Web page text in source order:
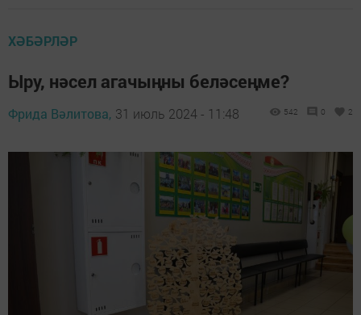
ХӘБӘРЛӘР
Ыру, нәсел агачыңны беләсеңме?
Фрида Вәлитова, 31 июль 2024 - 11:48 542 0 2